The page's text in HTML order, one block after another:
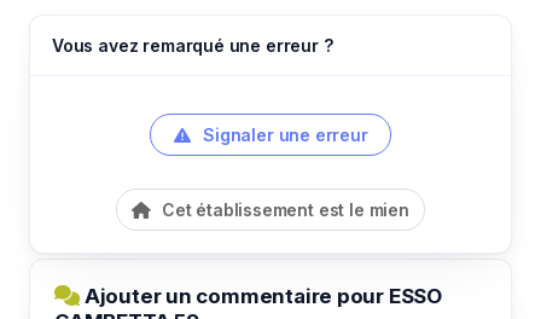
Vous avez remarqué une erreur ?
Signaler une erreur
Cet établissement est le mien
Ajouter un commentaire pour ESSO